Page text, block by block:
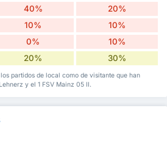
40% 20%
10% 10%
0% 10%
20% 30%
partidos de local como de visitante que han
y el 1 FSV Mainz 05 II.